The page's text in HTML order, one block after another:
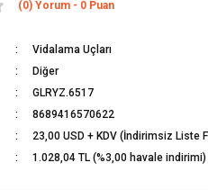
(0) Yorum - 0 Puan
Vidalama Uçları
Diğer
GLRYZ.6517
8689416570622
23,00 USD + KDV (İndirimsiz Liste
1.028,04 TL (%3,00 havale indirimi)